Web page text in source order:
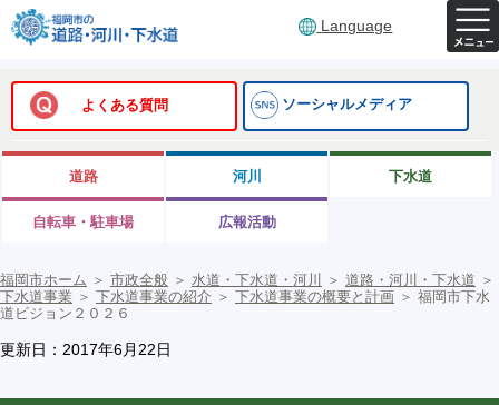
Language
よくある質問 ソーシャルメディア
道路 河川 下水道
自転車・駐車場 広報活動
福岡市ホーム ＞ 市政全般 ＞ 水道・下水道・河川 ＞ 道路・河川・下水道 ＞
下水道事業 ＞ 下水道事業の紹介 ＞ 下水道事業の概要と計画 ＞ 福岡市下水
道ビジョン２０２６
更新日：2017年6月22日